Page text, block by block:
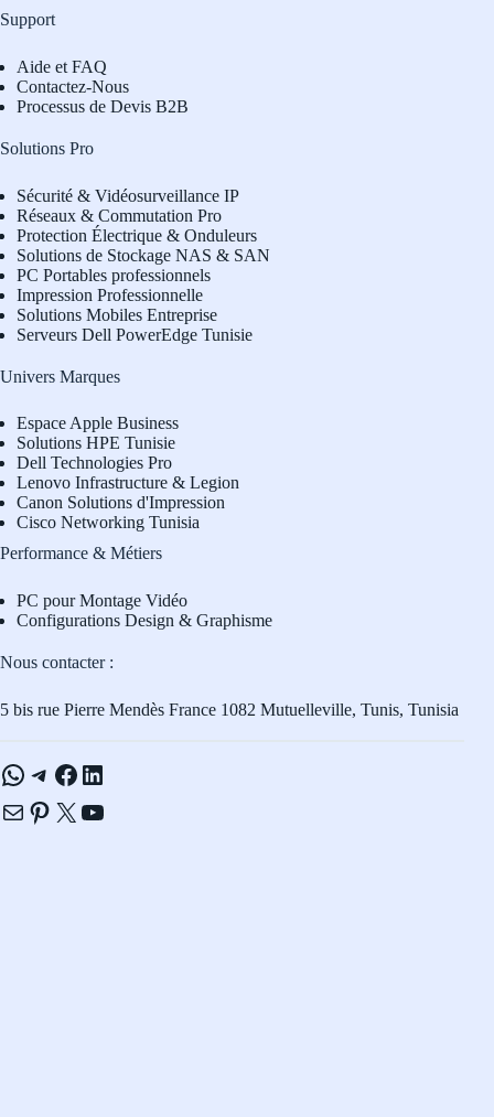
Support
Aide et FAQ
Contactez-Nous
Processus de Devis B2B
Solutions Pro
Sécurité & Vidéosurveillance IP
Réseaux & Commutation Pro
Protection Électrique & Onduleurs
Solutions de Stockage NAS & SAN
PC Portables professionnels
Impression Professionnelle
Solutions Mobiles Entreprise
Serveurs Dell PowerEdge Tunisie
Univers Marques
Espace Apple Business
Solutions HPE Tunisie
Dell Technologies Pro
Lenovo Infrastructure & Legion
Canon Solutions d'Impression
Cisco Networking Tunisia
Performance & Métiers
PC pour Montage Vidéo
Configurations Design & Graphisme
Nous contacter :
5 bis rue Pierre Mendès France 1082 Mutuelleville, Tunis, Tunisia
WhatsApp
Telegram
Facebook
LinkedIn
E-mailPinterest
X YouTube